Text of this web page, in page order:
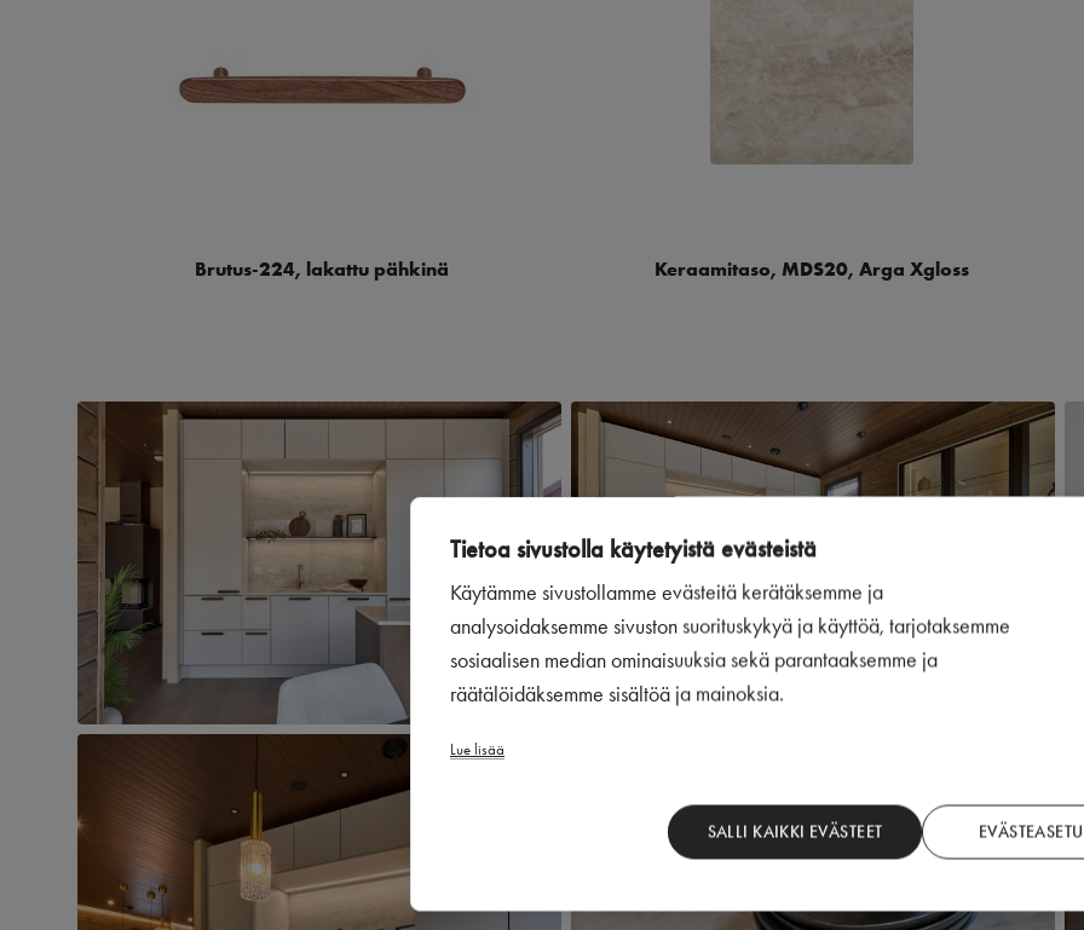
Tietoa sivustolla käytetyistä evästeistä
Käytämme sivustollamme evästeitä kerätäksemme ja
analysoidaksemme sivuston suorituskykyä ja käyttöä, tarjotaksemme
sosiaalisen median ominaisuuksia sekä parantaaksemme ja
räätälöidäksemme sisältöä ja mainoksia.
Lue lisää
SALLI KAIKKI EVÄSTEET
Brutus-224, lakattu pähkinä Keraamitaso, MDS20, Arga Xgloss